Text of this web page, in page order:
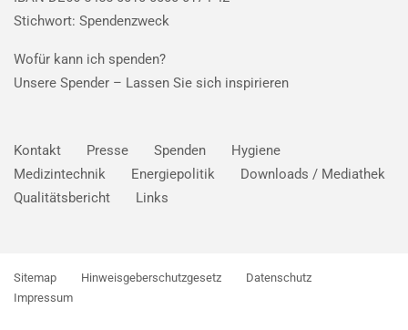
Stichwort: Spendenzweck
Wofür kann ich spenden?
Unsere Spender – Lassen Sie sich inspirieren
Kontakt Presse Spenden
Hygiene
Medizintechnik
Energiepolitik
Downloads / Mediathek
Qualitätsbericht
Links
Sitemap Hinweisgeberschutzgesetz
Datenschutz
Impressum